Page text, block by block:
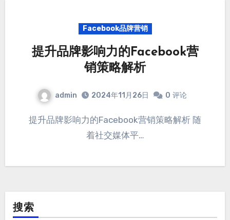
Facebook品牌营销
提升品牌影响力的Facebook营
销策略解析
admin 2024年11月26日 0 评论
提升品牌影响力的Facebook营销策略解析 随
着社交媒体平…
搜索